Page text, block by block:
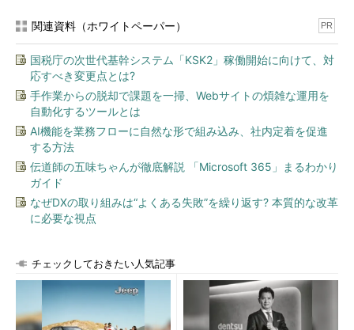
イザー製品なのかを見ていきましょう。
ハイパーバイザー製品といっても、Windows Server 2019の
Server Coreインストールをベースとした、「Hyper-Vの役割」
が最初から有効になっているWindows Serverオペレーティング
システムであり、仮想化プラットフォームとして必要最小限のサ
ーバの役割と機能を搭載しています。デスクトップエクスペリエ
ンスやGUI管理ツールは備えていません。
インストール直後の状態は、Windows Server 2019のServer
Coreインストールと同じに見えます。見た目に違いがあるとす
れば、管理者としてログオンすると、サーバ構成のための
Windows Server 2019のServer CoreインストールやWindows
Server Semi-Annual Channel（Server Coreのみ）との違いを知
りたければ、Windows PowerShellで以下のコマンドラインを実
関連資料（ホワイトペーパー） PR
国税庁の次世代基幹システム「KSK2」稼働開始に向けて、対
応すべき変更点とは?
手作業からの脱却で課題を一掃、Webサイトの煩雑な運用を
自動化するツールとは
AI機能を業務フローに自然な形で組み込み、社内定着を促進
する方法
伝道師の五味ちゃんが徹底解説 「Microsoft 365」まるわかり
ガイド
なぜDXの取り組みは“よくある失敗”を繰り返す? 本質的な改革
に必要な視点
チェックしておきたい人気記事